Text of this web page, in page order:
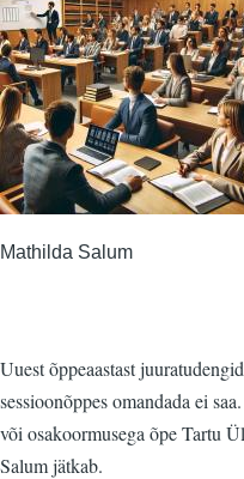
Mathilda Salum
Uuest õppeaastast
sessioonõppes omandada ei
või osakoormusega õpe Tartu
Salum jätkab.